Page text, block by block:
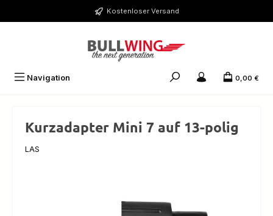
Zum Hauptinhalt springen Kostenloser Versand
Navigation 0,00 €
Kurzadapter Mini 7 auf 13-polig
LAS